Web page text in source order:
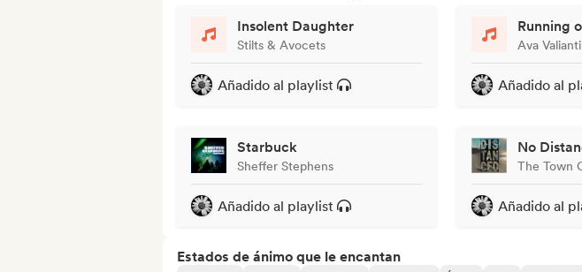
Insolent Daughter
Stilts & Avocets
Añadido al playlist
Running
Ava Valianti
Añadido al
Starbuck
Sheffer Stephens
Añadido al playlist
No
The Town
Añadido al
Estados de ánimo que le encantan